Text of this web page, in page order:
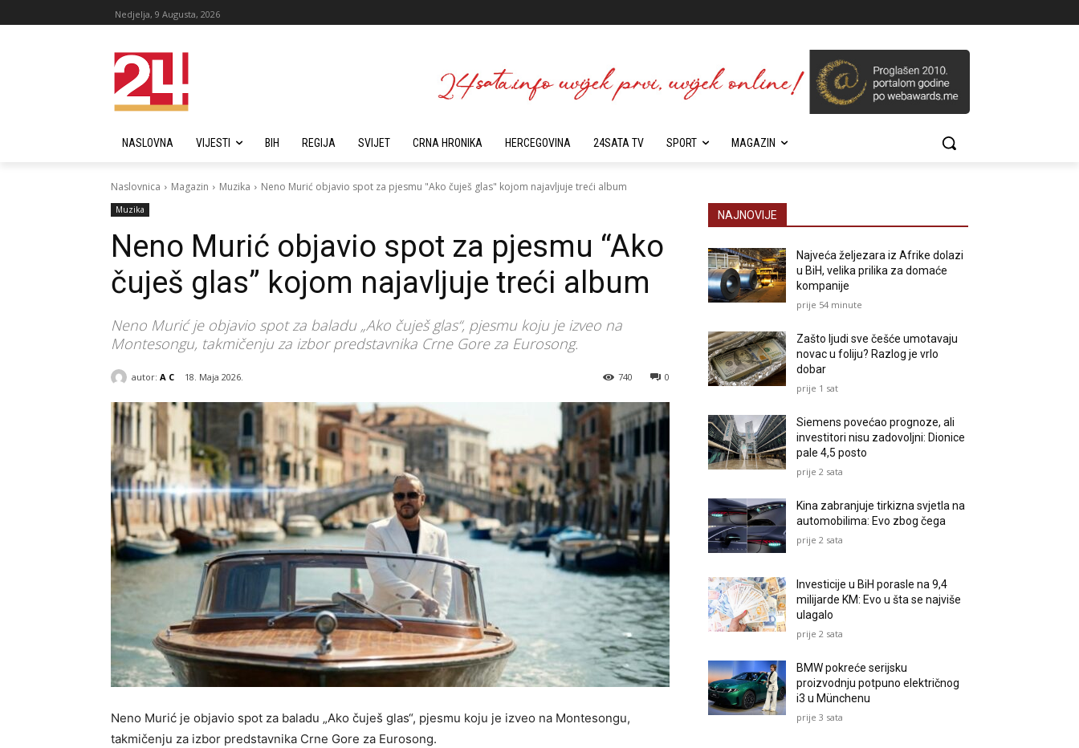
Nedjelja, 9 Augusta, 2026
NASLOVNA VIJESTI BIH REGIJA SVIJET CRNA HRONIKA HERCEGOVINA 24SATA TV SPORT MAGAZIN
Naslovnica Magazin Muzika Neno Murić objavio spot za pjesmu "Ako čuješ glas" kojom najavljuje treći album
Muzika
Neno Murić objavio spot za pjesmu “Ako
čuješ glas” kojom najavljuje treći album
Neno Murić je objavio spot za baladu „Ako čuješ glas“, pjesmu koju je izveo na
Montesongu, takmičenju za izbor predstavnika Crne Gore za Eurosong.
autor: A C 18. Maja 2026. 0
740
Neno Murić je objavio spot za baladu „Ako čuješ glas“, pjesmu koju je izveo na Montesongu,
takmičenju za izbor predstavnika Crne Gore za Eurosong.
NAJNOVIJE
Najveća željezara iz Afrike dolazi
u BiH, velika prilika za domaće
kompanije
prije 54 minute
Zašto ljudi sve češće umotavaju
novac u foliju? Razlog je vrlo
dobar
prije 1 sat
Siemens povećao prognoze, ali
investitori nisu zadovoljni: Dionice
pale 4,5 posto
prije 2 sata
Kina zabranjuje tirkizna svjetla na
automobilima: Evo zbog čega
prije 2 sata
Investicije u BiH porasle na 9,4
milijarde KM: Evo u šta se najviše
ulagalo
prije 2 sata
BMW pokreće serijsku
proizvodnju potpuno električnog
i3 u Münchenu
prije 3 sata